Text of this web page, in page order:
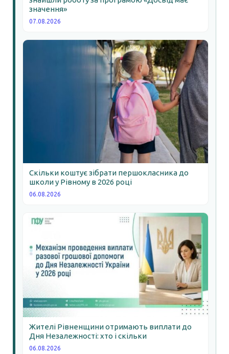
значення»
07.08.2026
Скільки коштує зібрати першокласника до
школи у Рівному в 2026 році
06.08.2026
Жителі Рівненщини отримають виплати до
Дня Незалежності: хто і скільки
06.08.2026